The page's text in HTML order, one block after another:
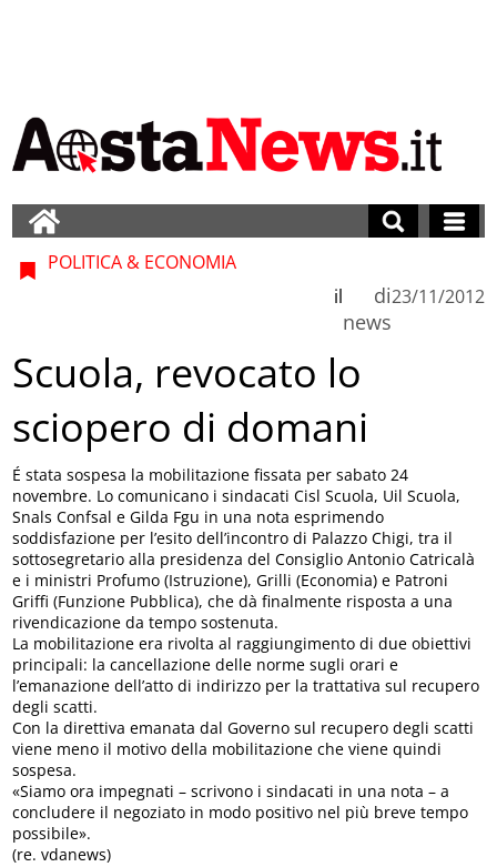
POLITICA & ECONOMIA
di
news
il 23/11/2012
Scuola, revocato lo
sciopero di domani
É stata sospesa la mobilitazione fissata per sabato 24
novembre. Lo comunicano i sindacati Cisl Scuola, Uil Scuola,
Snals Confsal e Gilda Fgu in una nota esprimendo
soddisfazione per l’esito dell’incontro di Palazzo Chigi, tra il
sottosegretario alla presidenza del Consiglio Antonio Catricalà
e i ministri Profumo (Istruzione), Grilli (Economia) e Patroni
Griffi (Funzione Pubblica), che dà finalmente risposta a una
rivendicazione da tempo sostenuta.
La mobilitazione era rivolta al raggiungimento di due obiettivi
principali: la cancellazione delle norme sugli orari e
l’emanazione dell’atto di indirizzo per la trattativa sul recupero
degli scatti.
Con la direttiva emanata dal Governo sul recupero degli scatti
viene meno il motivo della mobilitazione che viene quindi
sospesa.
«Siamo ora impegnati – scrivono i sindacati in una nota – a
concludere il negoziato in modo positivo nel più breve tempo
possibile».
(re. vdanews)